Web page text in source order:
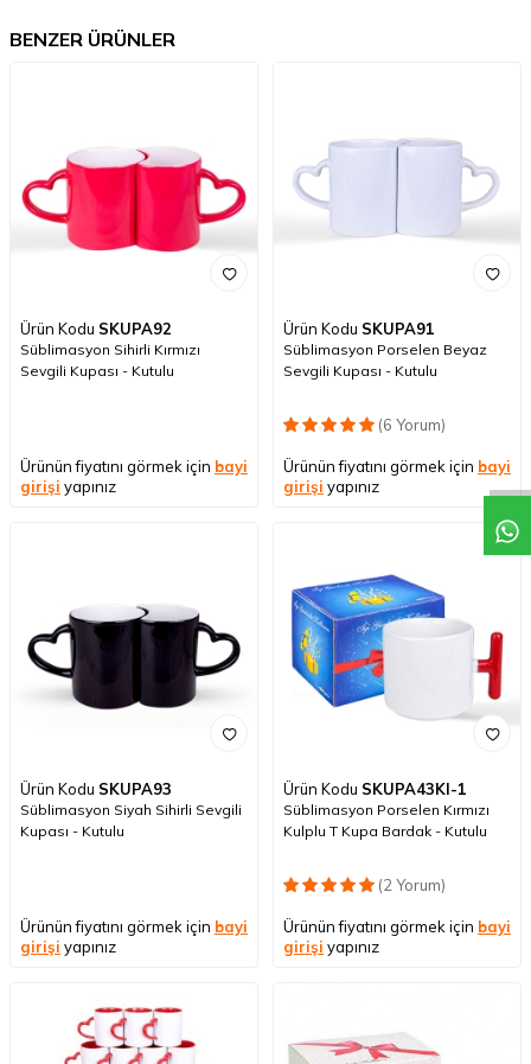
BENZER ÜRÜNLER
Ürün Kodu SKUPA92
Süblimasyon Sihirli Kırmızı
Sevgili Kupası - Kutulu
Ürünün fiyatını görmek için bayi
girişi yapınız
Ürün Kodu SKUPA91
Süblimasyon Porselen Beyaz
Sevgili Kupası - Kutulu
(6 Yorum)
Ürünün fiyatını görmek için bayi
girişi yapınız
Ürün Kodu SKUPA93
Süblimasyon Siyah Sihirli Sevgili
Kupası - Kutulu
Ürünün fiyatını görmek için bayi
girişi yapınız
Ürün Kodu SKUPA43KI-1
Süblimasyon Porselen Kırmızı
Kulplu T Kupa Bardak - Kutulu
(2 Yorum)
Ürünün fiyatını görmek için bayi
girişi yapınız